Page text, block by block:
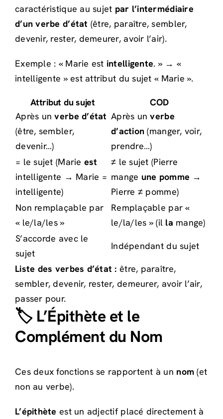
caractéristique au sujet par l’intermédiaire
d’un verbe d’état (être, paraître, sembler,
devenir, rester, demeurer, avoir l’air).
Exemple : « Marie est intelligente. » → «
intelligente » est attribut du sujet « Marie ».
Attribut du sujet
COD
Après unverbe d’état
(être, sembler,
devenir…)
Après unverbe
d’action (manger, voir,
prendre…)
= le sujet (Marie est
intelligente → Marie =
intelligente)
≠ le sujet (Pierre
mange une pomme →
Pierre ≠ pomme)
Non remplaçable par
« le/la/les »
Remplaçable par «
le/la/les » (il la mange)
S’accorde avec le
sujet
Indépendant du sujet
Liste des verbes d’état : être, paraître,
sembler, devenir, rester, demeurer, avoir l’air,
passer pour.
🏷️ L’Épithète et le
Complément du Nom
Ces deux fonctions se rapportent à un nom (et
non au verbe).
L’épithète est un adjectif placé directement à